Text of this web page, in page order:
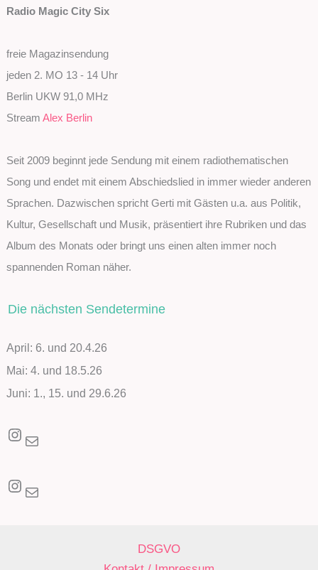
Radio Magic City Six
freie Magazinsendung
jeden 2. MO 13 - 14 Uhr
Berlin UKW 91,0 MHz
StreamAlex Berlin
Seit 2009 beginnt jede Sendung mit einem radiothematischen
Song und endet mit einem Abschiedslied in immer wieder anderen
Sprachen. Dazwischen spricht Gerti mit Gästen u.a. aus Politik,
Kultur, Gesellschaft und Musik, präsentiert ihre Rubriken und das
Album des Monats oder bringt uns einen alten immer noch
spannenden Roman näher.
Die nächsten Sendetermine
April: 6. und 20.4.26
Mai: 4. und 18.5.26
Juni: 1., 15. und 29.6.26
Instagram E-Mail
Instagram E-Mail
DSGVO